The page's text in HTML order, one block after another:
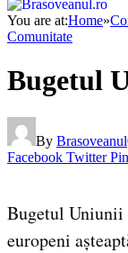
You are at:Home»
Comunitate
Bugetul
By Brasoveanul
Facebook Twitter
Bugetul Uniunii
europeni